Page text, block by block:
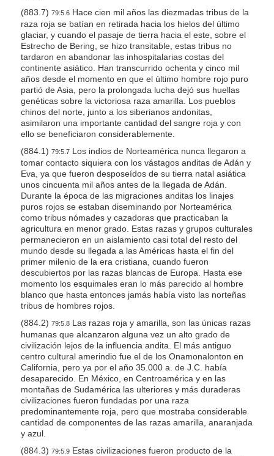
(883.7) 79:5.6Hace cien mil años las diezmadas tribus de la
raza roja se batían en retirada hacia los hielos del último
glaciar, y cuando el pasaje de tierra hacia el este, sobre el
Estrecho de Bering, se hizo transitable, estas tribus no
tardaron en abandonar las inhospitalarias costas del
continente asiático. Han transcurrido ochenta y cinco mil
años desde el momento en que el último hombre rojo puro
partió de Asia, pero la prolongada lucha dejó sus huellas
genéticas sobre la victoriosa raza amarilla. Los pueblos
chinos del norte, junto a los siberianos andonitas,
asimilaron una importante cantidad del sangre roja y con
ello se beneficiaron considerablemente.
(884.1) 79:5.7Los indios de Norteamérica nunca llegaron a
tomar contacto siquiera con los vástagos anditas de Adán y
Eva, ya que fueron desposeídos de su tierra natal asiática
unos cincuenta mil años antes de la llegada de Adán.
Durante la época de las migraciones anditas los linajes
puros rojos se estaban diseminando por Norteamérica
como tribus nómades y cazadoras que practicaban la
agricultura en menor grado. Estas razas y grupos culturales
permanecieron en un aislamiento casi total del resto del
mundo desde su llegada a las Américas hasta el fin del
primer milenio de la era cristiana, cuando fueron
descubiertos por las razas blancas de Europa. Hasta ese
momento los esquimales eran lo más parecido al hombre
blanco que hasta entonces jamás había visto las norteñas
tribus de hombres rojos.
(884.2) 79:5.8Las razas roja y amarilla, son las únicas razas
humanas que alcanzaron alguna vez un alto grado de
civilización lejos de la influencia andita. El más antiguo
centro cultural amerindio fue el de los Onamonalonton en
California, pero ya por el año 35.000 a. de J.C. había
desaparecido. En México, en Centroamérica y en las
montañas de Sudamérica las ulteriores y más duraderas
civilizaciones fueron fundadas por una raza
predominantemente roja, pero que mostraba considerable
cantidad de componentes de las razas amarilla, anaranjada
y azul.
(884.3) 79:5.9Estas civilizaciones fueron producto de la